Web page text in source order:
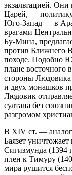
экзальтацией.
Царей, —
Юго-Запад — в
врагами
Бу-Мина,
против Ближнего
походе. Подобно
плане восточного
стороны
и двух монашков
Людовик
султана без
разгромом
В XIV ст. —
Баязет
Сигизмунда (1394
плен к Тимуру
мира рушится